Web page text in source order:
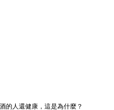
的人還健康，這是為什麼？